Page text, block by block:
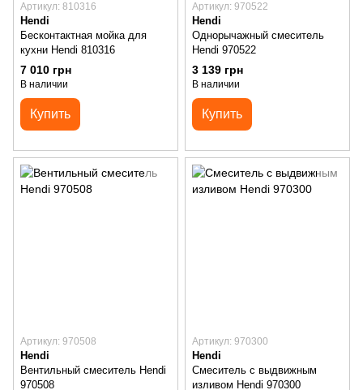
Артикул: 810316
Hendi
Бесконтактная мойка для
кухни Hendi 810316
7 010 грн
В наличии
Купить
Артикул: 970522
Hendi
Однорычажный смеситель
Hendi 970522
3 139 грн
В наличии
Купить
Артикул: 970508
Hendi
Вентильный смеситель Hendi
970508
Артикул: 970300
Hendi
Смеситель с выдвижным
изливом Hendi 970300